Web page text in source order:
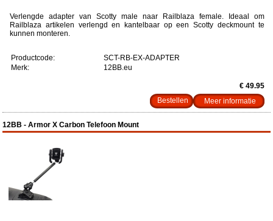
Verlengde adapter van Scotty male naar Railblaza female. Ideaal om
Railblaza artikelen verlengd en kantelbaar op een Scotty deckmount te
kunnen monteren.
Productcode:
SCT-RB-EX-ADAPTER
Merk:
12BB.eu
€ 49.95
Meer informatie
12BB - Armor X Carbon Telefoon Mount